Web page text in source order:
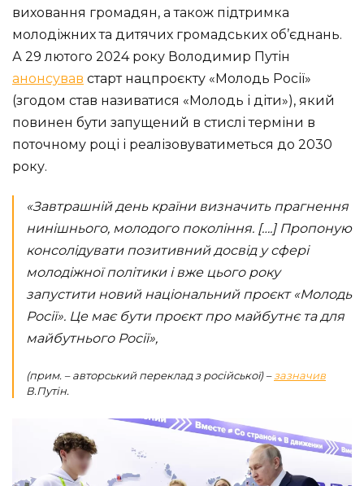
виховання громадян, а також підтримка
молодіжних та дитячих громадських об’єднань.
А 29 лютого 2024 року Володимир Путін
анонсував старт нацпроєкту «Молодь Росії»
(згодом став називатися «Молодь і діти»), який
повинен бути запущений в стислі терміни в
поточному році і реалізовуватиметься до 2030
року.
«Завтрашній день країни визначить прагнення
нинішнього, молодого покоління. [….] Пропоную
консолідувати позитивний досвід у сфері
молодіжної політики і вже цього року
запустити новий національний проєкт «Молодь
Росії». Це має бути проєкт про майбутнє та для
майбутнього Росії»,
(прим. – авторський переклад з російської)– зазначив
В.Путін.